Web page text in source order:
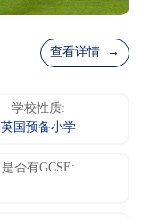
查看详情 →
学校性质:
英国预备小学
是否有GCSE: